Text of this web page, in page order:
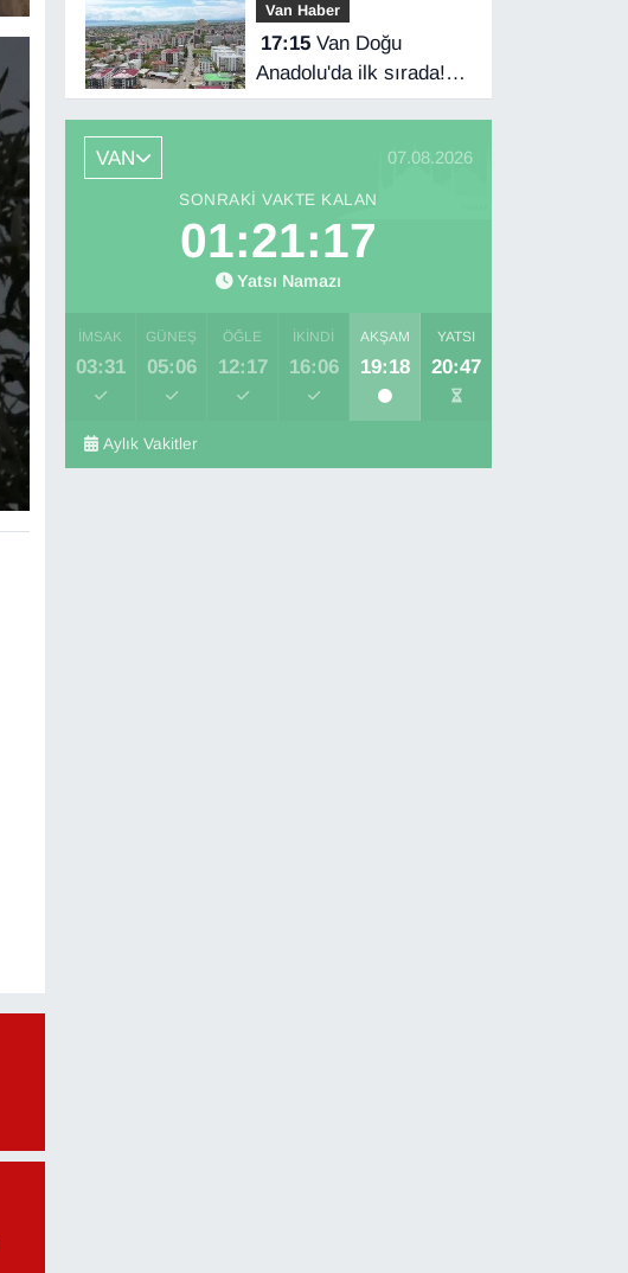
Van Haber
17:15Van Doğu
Anadolu'da ilk sırada!
Bakanlık verileri
VAN
07.08.2026
SONRAKI VAKTE KALAN
01:21:16
Yatsı Namazı
İMSAK
03:31
GÜNEŞ
05:06
ÖĞLE
12:17
İKINDI
16:06
AKŞAM
19:18
YATSI
20:47
Aylık Vakitler